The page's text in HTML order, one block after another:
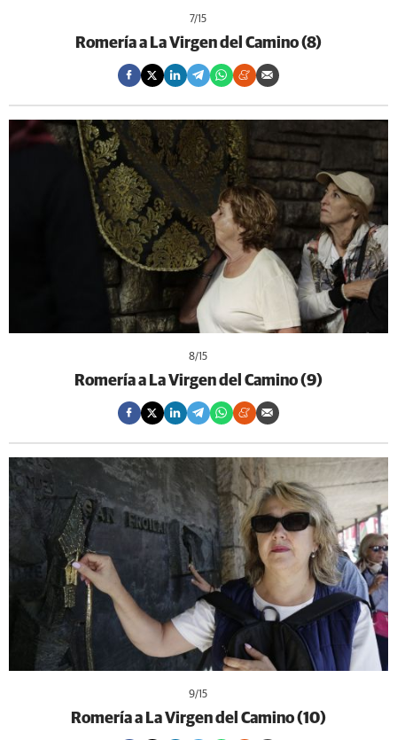
7/15
Romería a La Virgen del Camino (8)
8/15
Romería a La Virgen del Camino (9)
9/15
Romería a La Virgen del Camino (10)